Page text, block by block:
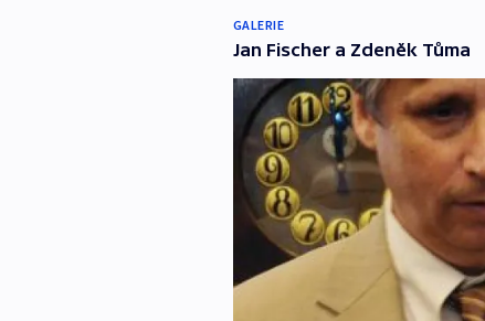
GALERIE
Jan Fischer a Zdeněk Tůma